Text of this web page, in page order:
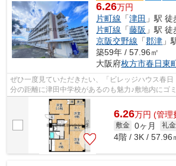
6.26万円
片町線 「津田 」駅
片町線 「藤阪 」駅
京阪交野線 「郡津 」
築59年 / 57.96㎡
大阪府枚方市春日東
ぜひ一度見ていただきたい、「ビレッジハウス春
分の距離に津田中学校があるのも魅力♪敷地内にゴ
敷地外に出る必要が無く、ごみ出しが...
6.26万円 (管理
敷金 0ヶ月 礼金
4階 / 3K / 57.96